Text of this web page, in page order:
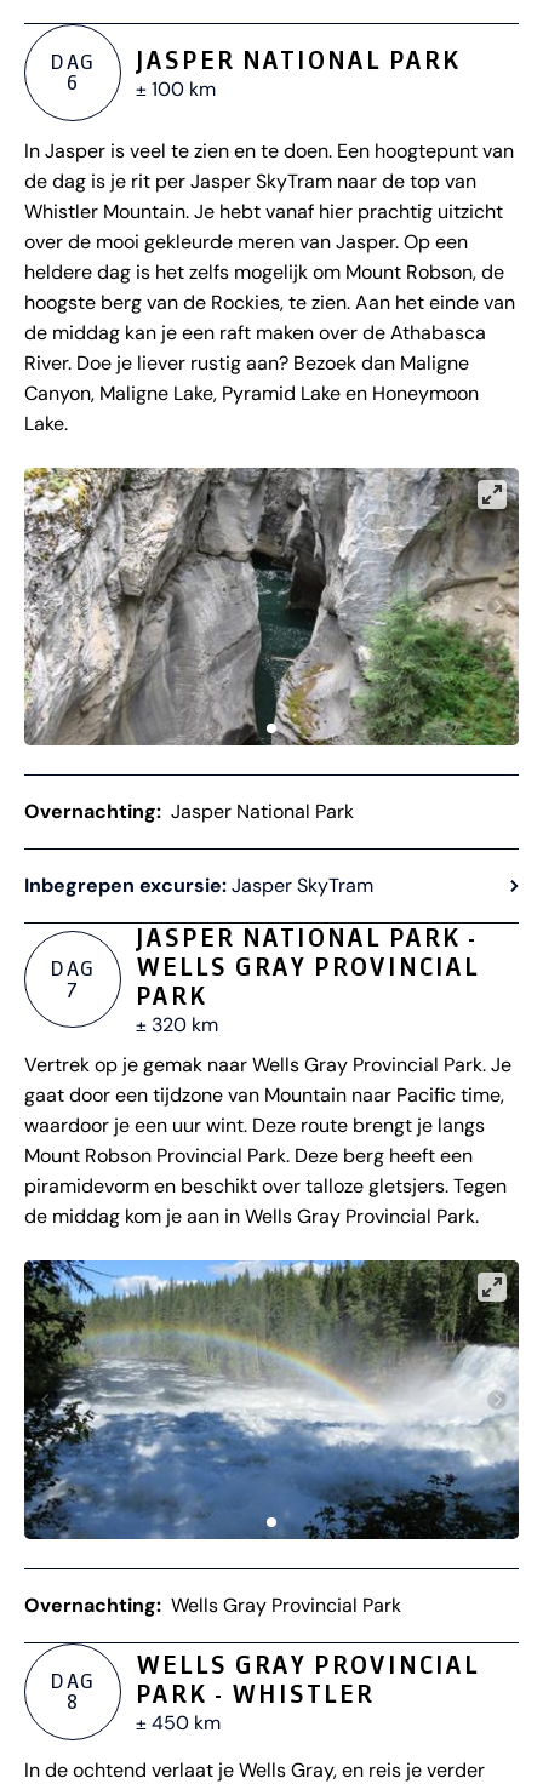
DAG
6
JASPER NATIONAL PARK
± 100 km
In Jasper is veel te zien en te doen. Een hoogtepunt van
de dag is je rit per Jasper SkyTram naar de top van
Whistler Mountain. Je hebt vanaf hier prachtig uitzicht
over de mooi gekleurde meren van Jasper. Op een
heldere dag is het zelfs mogelijk om Mount Robson, de
hoogste berg van de Rockies, te zien. Aan het einde van
de middag kan je een raft maken over de Athabasca
River. Doe je liever rustig aan? Bezoek dan Maligne
Canyon, Maligne Lake, Pyramid Lake en Honeymoon
Lake.
Overnachting: Jasper National Park
Inbegrepen excursie:Jasper SkyTram
DAG
7
JASPER NATIONAL PARK -
WELLS GRAY PROVINCIAL
PARK
± 320 km
Vertrek op je gemak naar Wells Gray Provincial Park. Je
gaat door een tijdzone van Mountain naar Pacific time,
waardoor je een uur wint. Deze route brengt je langs
Mount Robson Provincial Park. Deze berg heeft een
piramidevorm en beschikt over talloze gletsjers. Tegen
de middag kom je aan in Wells Gray Provincial Park.
Overnachting: Wells Gray Provincial Park
DAG
8
WELLS GRAY PROVINCIAL
PARK - WHISTLER
± 450 km
In de ochtend verlaat je Wells Gray, en reis je verder